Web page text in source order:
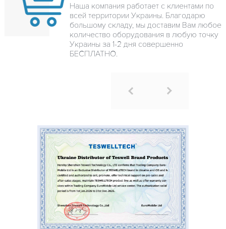
Наша компания работает с клиентами по
всей территории Украины. Благодарю
большому складу, мы доставим Вам любое
количество оборудования в любую точку
Украины за 1-2 дня совершенно
БЕСПЛАТНО.